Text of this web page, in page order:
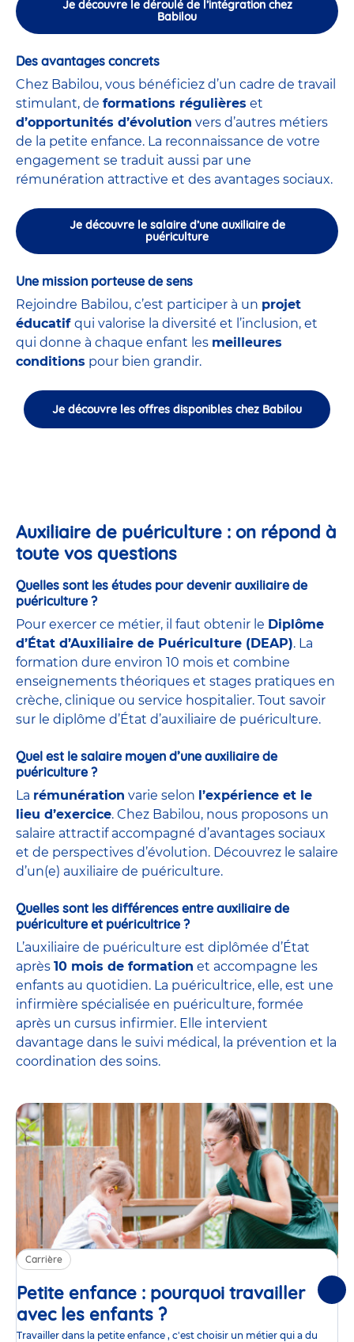
Je découvre le déroulé de l’intégration chez
Babilou
Des avantages concrets
Chez Babilou, vous bénéficiez d’un cadre de travail
stimulant, de formations régulières et
d’opportunités d’évolution vers d’autres métiers
de la petite enfance. La reconnaissance de votre
engagement se traduit aussi par une
rémunération attractive et des avantages sociaux.
Je découvre le salaire d’une auxiliaire de
puériculture
Une mission porteuse de sens
Rejoindre Babilou, c’est participer à un projet
éducatif qui valorise la diversité et l’inclusion, et
qui donne à chaque enfant les meilleures
conditions pour bien grandir.
Je découvre les offres disponibles chez Babilou
Auxiliaire de puériculture : on répond à
toute vos questions
Quelles sont les études pour devenir auxiliaire de
puériculture ?
Pour exercer ce métier, il faut obtenir le Diplôme
d’État d’Auxiliaire de Puériculture (DEAP). La
formation dure environ 10 mois et combine
enseignements théoriques et stages pratiques en
crèche, clinique ou service hospitalier. Tout savoir
sur le diplôme d’État d’auxiliaire de puériculture.
Quel est le salaire moyen d’une auxiliaire de
puériculture ?
La rémunération varie selon l’expérience et le
lieu d’exercice. Chez Babilou, nous proposons un
salaire attractif accompagné d’avantages sociaux
et de perspectives d’évolution. Découvrez le salaire
d’un(e) auxiliaire de puériculture.
Quelles sont les différences entre auxiliaire de
puériculture et puéricultrice ?
L’auxiliaire de puériculture est diplômée d’État
après 10 mois de formation et accompagne les
enfants au quotidien. La puéricultrice, elle, est une
infirmière spécialisée en puériculture, formée
après un cursus infirmier. Elle intervient
davantage dans le suivi médical, la prévention et la
coordination des soins.
Carrière
Petite enfance : pourquoi travailler
avec les enfants ?Article
Travailler dans la petite enfance , c'est choisir un métier qui a du